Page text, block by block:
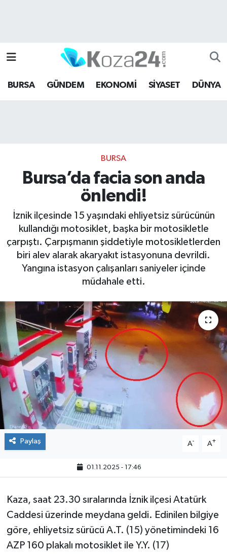
BURSA GÜNDEM EKONOMİ SİYASET DÜNYA
BURSA
Bursa’da facia son anda
önlendi!
İznik ilçesinde 15 yaşındaki ehliyetsiz sürücünün
kullandığı motosiklet, başka bir motosikletle
çarpıştı. Çarpışmanın şiddetiyle motosikletlerden
biri alev alarak akaryakıt istasyonuna devrildi.
Yangına istasyon çalışanları saniyeler içinde
müdahale etti.
Paylaş A- A+
01.11.2025 - 17:46
Kaza, saat 23.30 sıralarında İznik ilçesi Atatürk
Caddesi üzerinde meydana geldi. Edinilen bilgiye
göre, ehliyetsiz sürücü A.T. (15) yönetimindeki 16
AZP 160 plakalı motosiklet ile Y.Y. (17)
Bursa Hava Durumu
Bursa Namaz Vakitleri
Son Dakika Haberleri
Haber Arşivi